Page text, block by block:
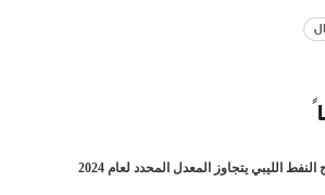
النفط الليبي يتجاوز المعدل المحدد لعام 2024